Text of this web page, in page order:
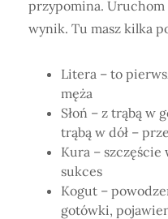
przypomina.
wynik. Tu masz kilka
Litera – to
męża
Słoń – z trąbą w
trąbą w dół –
Kura – szczęście
sukces
Kogut –
gotówki,